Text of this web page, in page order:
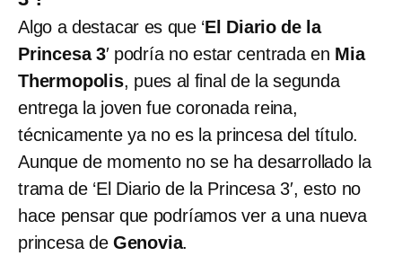
Algo a destacar es que ‘El Diario de la
Princesa 3′ podría no estar centrada en Mia
Thermopolis, pues al final de la segunda
entrega la joven fue coronada reina,
técnicamente ya no es la princesa del título.
Aunque de momento no se ha desarrollado la
trama de ‘El Diario de la Princesa 3′, esto no
hace pensar que podríamos ver a una nueva
princesa de Genovia.